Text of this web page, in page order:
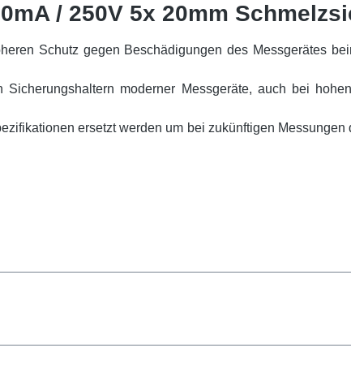
/ 250V 5x 20mm
Schutz gegen Beschädigungen des Messgerätes
moderner Messgeräte, auch bei
ersetzt werden um bei zukünftigen